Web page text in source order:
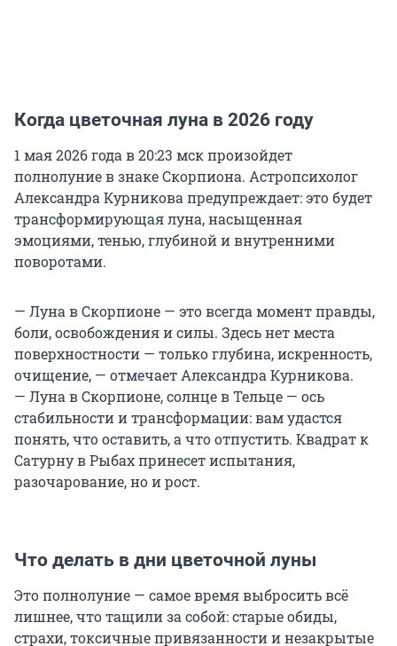
Когда цветочная луна в 2026 году
1 мая 2026 года в 20:23 мск произойдет
полнолуние в знаке Скорпиона. Астропсихолог
Александра Курникова предупреждает: это будет
трансформирующая луна, насыщенная
эмоциями, тенью, глубиной и внутренними
поворотами.
— Луна в Скорпионе — это всегда момент правды,
боли, освобождения и силы. Здесь нет места
поверхностности — только глубина, искренность,
очищение, — отмечает Александра Курникова.
— Луна в Скорпионе, солнце в Тельце — ось
стабильности и трансформации: вам удастся
понять, что оставить, а что отпустить. Квадрат к
Сатурну в Рыбах принесет испытания,
разочарование, но и рост.
Что делать в дни цветочной луны
Это полнолуние — самое время выбросить всё
лишнее, что тащили за собой: старые обиды,
страхи, токсичные привязанности и незакрытые